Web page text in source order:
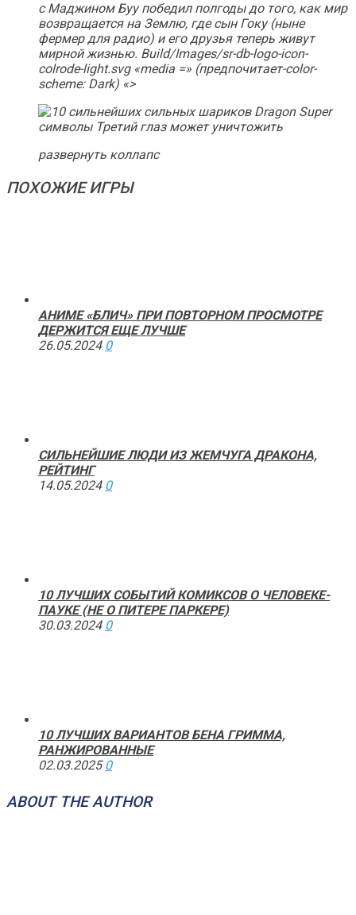
с Маджином Буу победил полгоды до того, как мир
возвращается на Землю, где сын Гоку (ныне
фермер для радио) и его друзья теперь живут
мирной жизнью. Build/Images/sr-db-logo-icon-
colrode-light.svg «media =» (предпочитает-color-
scheme: Dark) «>
развернуть коллапс
ПОХОЖИЕ ИГРЫ
АНИМЕ «БЛИЧ» ПРИ ПОВТОРНОМ ПРОСМОТРЕ
ДЕРЖИТСЯ ЕЩЕ ЛУЧШЕ
26.05.2024 0
СИЛЬНЕЙШИЕ ЛЮДИ ИЗ ЖЕМЧУГА ДРАКОНА,
РЕЙТИНГ
14.05.2024 0
10 ЛУЧШИХ СОБЫТИЙ КОМИКСОВ О ЧЕЛОВЕКЕ-
ПАУКЕ (НЕ О ПИТЕРЕ ПАРКЕРЕ)
30.03.2024 0
10 ЛУЧШИХ ВАРИАНТОВ БЕНА ГРИММА,
РАНЖИРОВАННЫЕ
02.03.2025 0
ABOUT THE AUTHOR